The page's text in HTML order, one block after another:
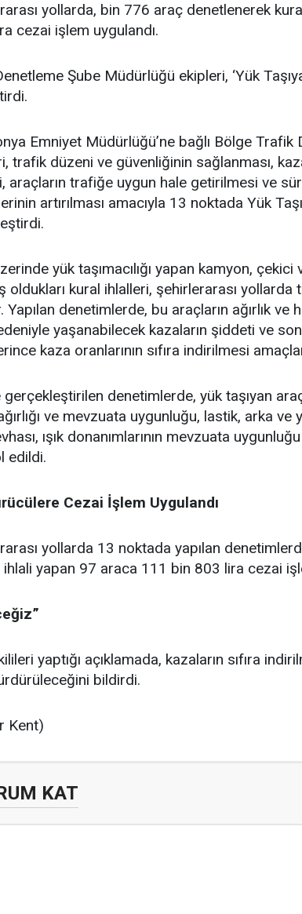
yollarda, bin 776 araç denetlenerek
cezai işlem uygulandı.
Şube Müdürlüğü ekipleri, ‘Yük
Emniyet Müdürlüğü’ne bağlı Bölge Trafik
trafik düzeni ve güvenliğinin sağlanması,
araçların trafiğe uygun hale getirilmesi ve
artırılması amacıyla 13 noktada Yük
yük taşımacılığı yapan kamyon,
oldukları kural ihlalleri, şehirlerarası yollarda
denetimlerde, bu araçların ağırlık ve
yaşanabilecek kazaların şiddeti ve
kaza oranlarının sıfıra indirilmesi
denetimlerde, yük taşıyan
ve mevzuata uygunluğu, lastik, arka ve
ışık donanımlarının mevzuata
edildi.
Cezai İşlem Uygulandı
yollarda 13 noktada yapılan
yapan 97 araca 111 bin 803 lira cezai
yaptığı açıklamada, kazaların sıfıra
bildirdi.
Kent)
KAT